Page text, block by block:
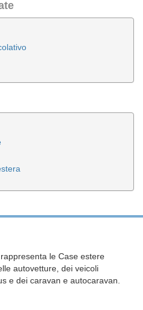
le Case estere
autovetture, dei veicoli
e dei caravan e autocaravan.